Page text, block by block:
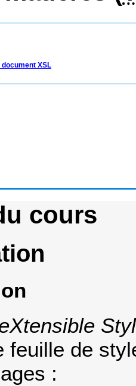
XSL
cours
feuille de
: